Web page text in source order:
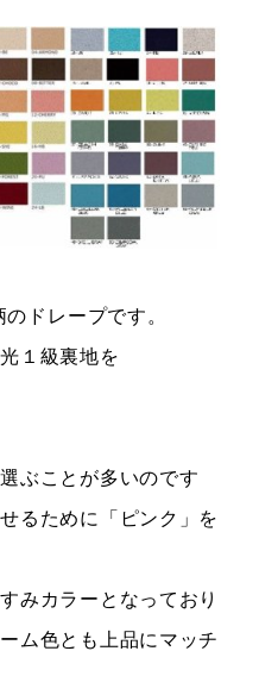
ドレープです。
１級裏地を
ぶことが多いのです
るために「ピンク」を
みカラーとなっており
ム色とも上品にマッチ